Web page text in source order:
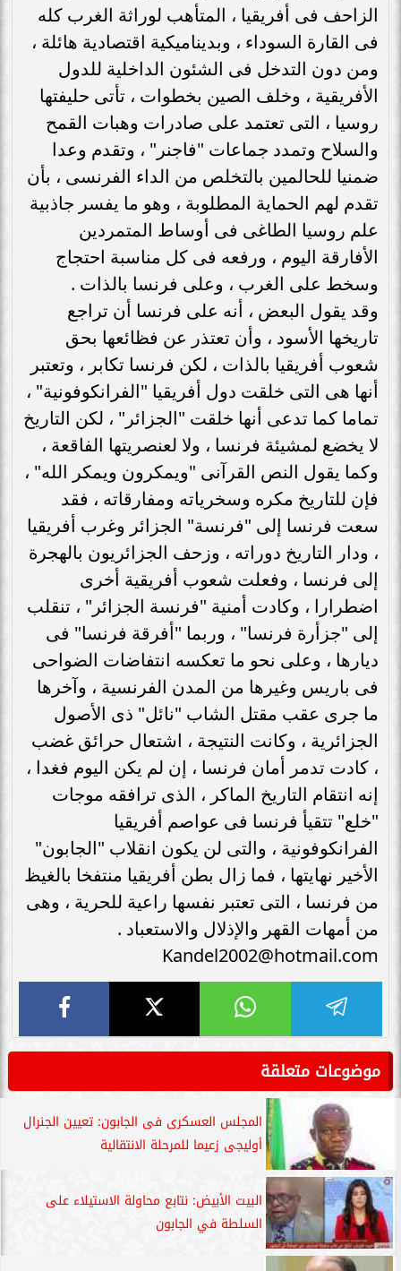
الزاحف فى أفريقيا ، المتأهب لوراثة الغرب كله
فى القارة السوداء ، وبديناميكية اقتصادية هائلة ،
ومن دون التدخل فى الشئون الداخلية للدول
الأفريقية ، وخلف الصين بخطوات ، تأتى حليفتها
روسيا ، التى تعتمد على صادرات وهبات القمح
والسلاح وتمدد جماعات "فاجنر" ، وتقدم وعدا
ضمنيا للحالمين بالتخلص من الداء الفرنسى ، بأن
تقدم لهم الحماية المطلوبة ، وهو ما يفسر جاذبية
علم روسيا الطاغى فى أوساط المتمردين
الأفارقة اليوم ، ورفعه فى كل مناسبة احتجاج
وسخط على الغرب ، وعلى فرنسا بالذات .
وقد يقول البعض ، أنه على فرنسا أن تراجع
تاريخها الأسود ، وأن تعتذر عن فظائعها بحق
شعوب أفريقيا بالذات ، لكن فرنسا تكابر ، وتعتبر
أنها هى التى خلقت دول أفريقيا "الفرانكوفونية" ،
تماما كما تدعى أنها خلقت "الجزائر" ، لكن التاريخ
لا يخضع لمشيئة فرنسا ، ولا لعنصريتها الفاقعة ،
وكما يقول النص القرآنى "ويمكرون ويمكر الله" ،
فإن للتاريخ مكره وسخرياته ومفارقاته ، فقد
سعت فرنسا إلى "فرنسة" الجزائر وغرب أفريقيا
، ودار التاريخ دوراته ، وزحف الجزائريون بالهجرة
إلى فرنسا ، وفعلت شعوب أفريقية أخرى
اضطرارا ، وكادت أمنية "فرنسة الجزائر" ، تنقلب
إلى "جزأرة فرنسا" ، وربما "أفرقة فرنسا" فى
ديارها ، وعلى نحو ما تعكسه انتفاضات الضواحى
فى باريس وغيرها من المدن الفرنسية ، وآخرها
ما جرى عقب مقتل الشاب "نائل" ذى الأصول
الجزائرية ، وكانت النتيجة ، اشتعال حرائق غضب
، كادت تدمر أمان فرنسا ، إن لم يكن اليوم فغدا ،
إنه انتقام التاريخ الماكر ، الذى ترافقه موجات
"خلع" تتقيأ فرنسا فى عواصم أفريقيا
الفرانكوفونية ، والتى لن يكون انقلاب "الجابون"
الأخير نهايتها ، فما زال بطن أفريقيا منتفخا بالغيظ
من فرنسا ، التى تعتبر نفسها راعية للحرية ، وهى
من أمهات القهر والإذلال والاستعباد .
Kandel2002@hotmail.com
موضوعات متعلقة
المجلس العسكرى فى الجابون: تعيين الجنرال
أوليجى زعيما للمرحلة الانتقالية
البيت الأبيض: نتابع محاولة الاستيلاء على
السلطة في الجابون